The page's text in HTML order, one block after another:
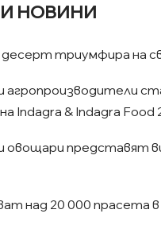
НОВИНИ
десерт триумфира на
агропроизводители
Indagra & Indagra Food
овощари представят
над 20 000 прасета